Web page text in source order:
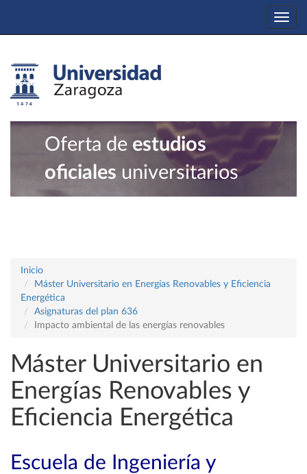
Oferta de estudios
oficiales universitarios
Inicio
Máster Universitario en Energías Renovables y Eficiencia
Energética
Asignaturas del plan 636
Impacto ambiental de las energías renovables
Máster Universitario en
Energías Renovables y
Eficiencia Energética
Escuela de Ingeniería y